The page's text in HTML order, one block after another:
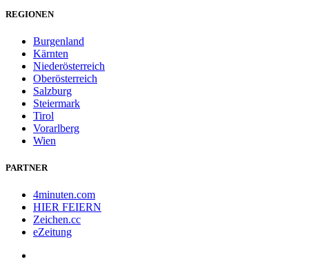
REGIONEN
Burgenland
Kärnten
Niederösterreich
Oberösterreich
Salzburg
Steiermark
Tirol
Vorarlberg
Wien
PARTNER
4minuten.com
HIER FEIERN
Zeichen.cc
eZeitung